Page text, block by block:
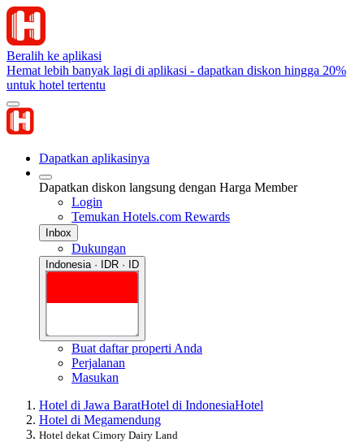
Beralih ke aplikasi
Hemat lebih banyak lagi di aplikasi - dapatkan diskon hingga 20%
untuk hotel tertentu
Dapatkan aplikasinya
Dapatkan diskon langsung dengan Harga Member
Login
Temukan Hotels.com Rewards
Inbox
Dukungan
Indonesia · IDR · ID
Buat daftar properti Anda
Perjalanan
Masukan
Hotel di Jawa BaratHotel di IndonesiaHotel
Hotel di Megamendung
Hotel dekat Cimory Dairy Land